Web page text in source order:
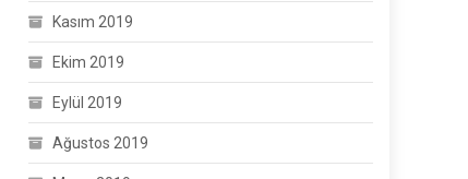
Kasım 2019
Ekim 2019
Eylül 2019
Ağustos 2019